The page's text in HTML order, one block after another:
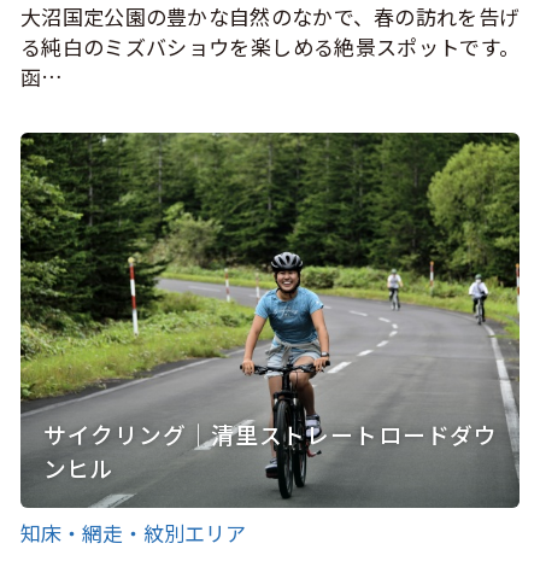
大沼国定公園の豊かな自然のなかで、春の訪れを告げ
る純白のミズバショウを楽しめる絶景スポットです。
函…
サイクリング｜清里ストレートロードダウ
ンヒル
知床・網走・紋別エリア